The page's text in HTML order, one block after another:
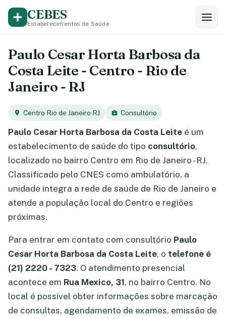
CEBES
Estabelecimentos de Saúde
Paulo Cesar Horta Barbosa da
Costa Leite - Centro - Rio de
Janeiro - RJ
Centro·Rio de Janeiro·RJ Consultório
Paulo Cesar Horta Barbosa da Costa Leite é um
estabelecimento de saúde do tipo consultório,
localizado no bairro Centro em Rio de Janeiro - RJ.
Classificado pelo CNES como ambulatório, a
unidade integra a rede de saúde de Rio de Janeiro e
atende a população local do Centro e regiões
próximas.
Para entrar em contato com consultório Paulo
Cesar Horta Barbosa da Costa Leite, o telefone é
(21) 2220 - 7323. O atendimento presencial
acontece em Rua Mexico, 31, no bairro Centro. No
local é possível obter informações sobre marcação
de consultas, agendamento de exames, emissão de